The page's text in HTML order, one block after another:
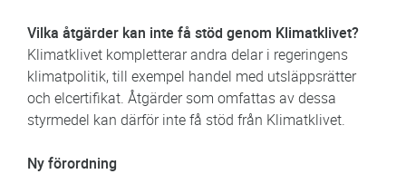
Vilka åtgärder kan inte få stöd genom Klimatklivet?
Klimatklivet kompletterar andra delar i regeringens
klimatpolitik, till exempel handel med utsläppsrätter
och elcertifikat. Åtgärder som omfattas av dessa
styrmedel kan därför inte få stöd från Klimatklivet.
Ny förordning